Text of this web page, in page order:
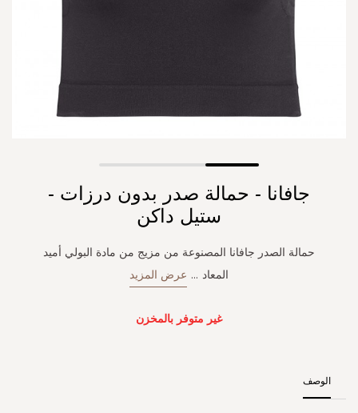
جافانا - حمالة صدر بدون درزات -
ستيل داكن
حمالة الصدر جافانا المصنوعة من مزيج من مادة البولي أميد
المعاد ... عرض المزيد
غير متوفر بالمخزن
الوصف